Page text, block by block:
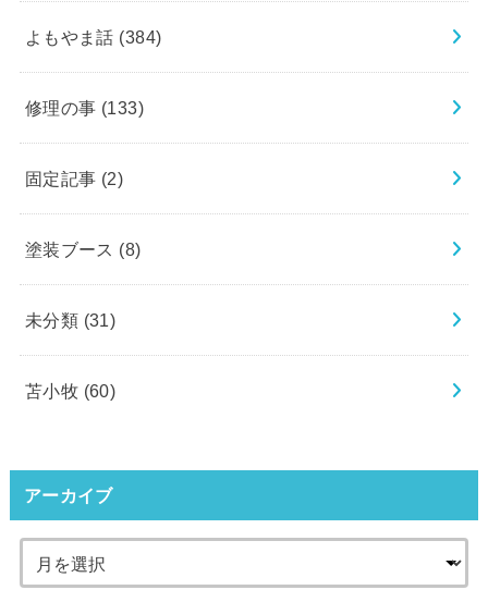
よもやま話 (384)
修理の事 (133)
固定記事 (2)
塗装ブース (8)
未分類 (31)
苫小牧 (60)
アーカイブ